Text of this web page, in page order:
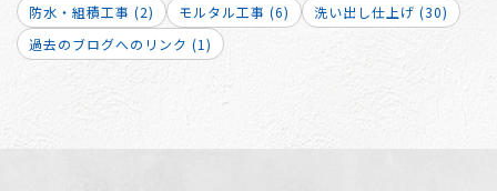
防水・組積工事 (2)
モルタル工事 (6)
洗い出し仕上げ (30)
過去のブログへのリンク (1)